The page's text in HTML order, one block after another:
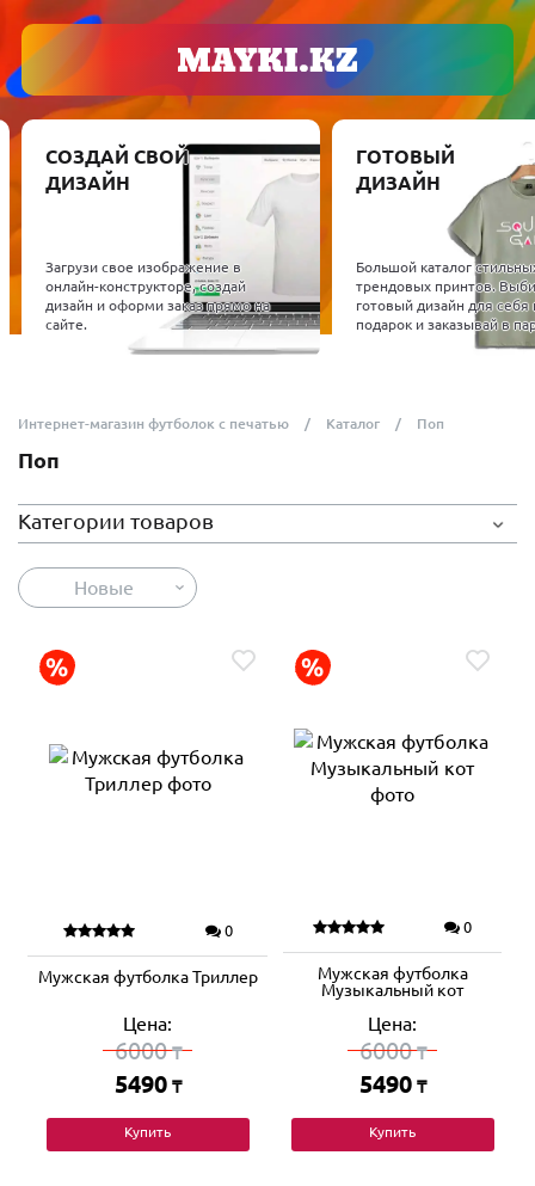
СОЗДАЙ СВОЙ
ДИЗАЙН
Загрузи свое изображение в
онлайн-конструкторе, создай
дизайн и оформи заказ прямо на
сайте.
ГОТОВЫЙ
ДИЗАЙН
Большой каталог
трендовых принтов.
готовый дизайн для себя
подарок и заказывай в
Интернет-магазин футболок с печатью Каталог Поп
Поп
Категории товаров
Новые
0
Мужская футболка Триллер
Цена:
6000₸
5490 ₸
Купить
0
Мужская футболка
Музыкальный кот
Цена:
6000₸
5490 ₸
Купить